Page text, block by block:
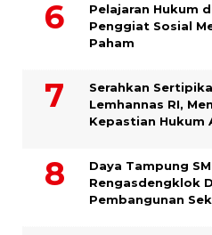
Pelajaran Hukum
Penggiat Sosial
Paham
Serahkan
Lemhannas RI,
Kepastian Hukum
Daya Tampung
Rengasdengklok
Pembangunan